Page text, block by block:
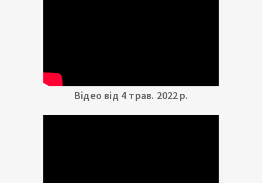
Відео від 4 трав. 2022 р.